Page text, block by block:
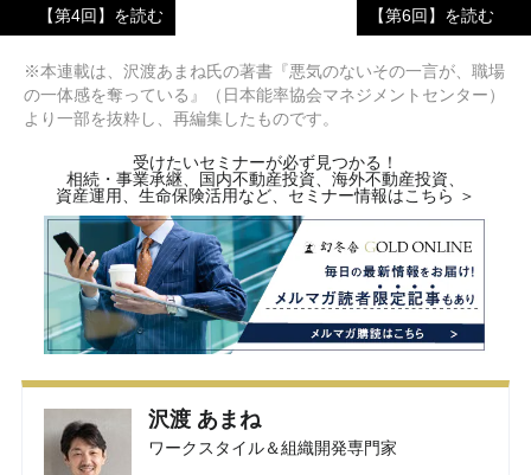
【第4回】を読む 【第6回】を読む
※本連載は、沢渡あまね氏の著書『悪気のないその一言が、職場
の一体感を奪っている』（日本能率協会マネジメントセンター）
より一部を抜粋し、再編集したものです。
受けたいセミナーが必ず見つかる！
相続・事業承継、国内不動産投資、海外不動産投資、
資産運用、生命保険活用など、セミナー情報はこちら ＞
沢渡 あまね
ワークスタイル＆組織開発専門家